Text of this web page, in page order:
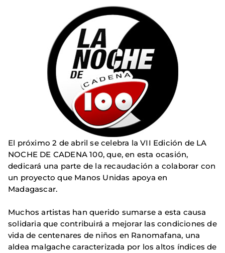
El próximo 2 de abril se celebra la VII Edición de LA
NOCHE DE CADENA 100, que, en esta ocasión,
dedicará una parte de la recaudación a colaborar con
un proyecto que Manos Unidas apoya en
Madagascar.
Muchos artistas han querido sumarse a esta causa
solidaria que contribuirá a mejorar las condiciones de
vida de centenares de niños en Ranomafana, una
aldea malgache caracterizada por los altos índices de